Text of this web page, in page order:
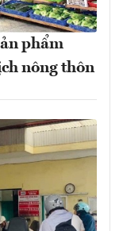
phẩm
nông thôn